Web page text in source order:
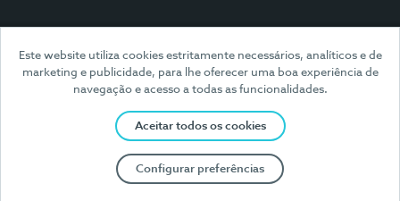
Este website utiliza cookies estritamente necessários, analíticos e de
marketing e publicidade, para lhe oferecer uma boa experiência de
navegação e acesso a todas as funcionalidades.
Aceitar todos os cookies
Configurar preferências